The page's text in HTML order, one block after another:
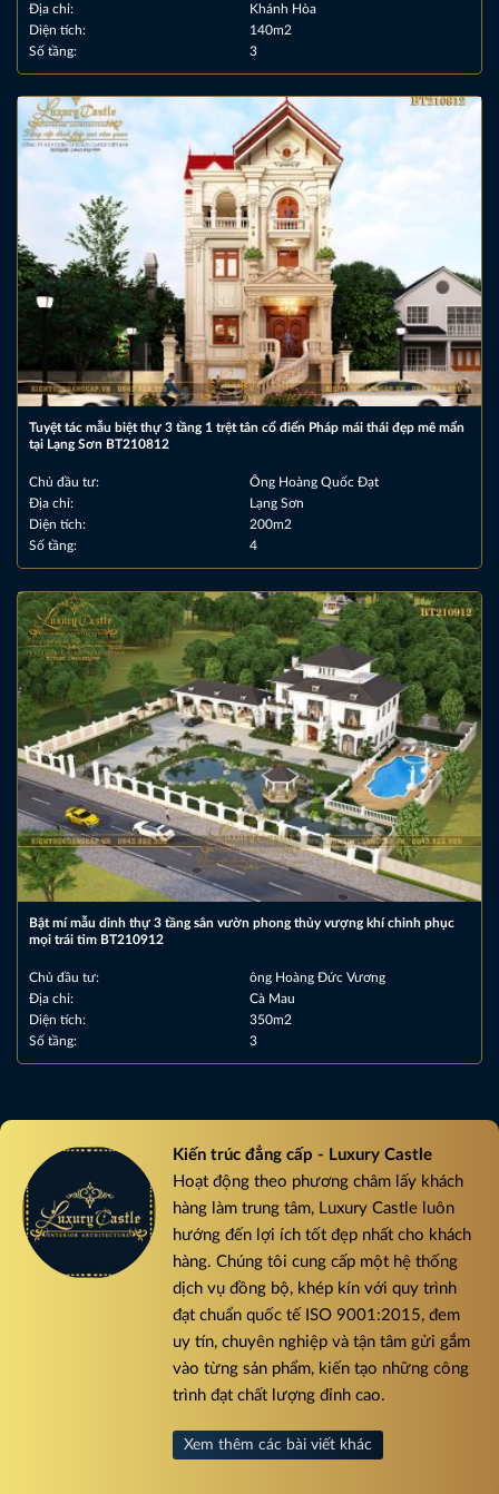
Địa chỉ:
Khánh Hòa
Diện tích:
140m2
Số tầng:
3
Tuyệt tác mẫu biệt thự 3 tầng 1 trệt tân cổ điển Pháp mái thái đẹp mê mẩn
tại Lạng Sơn BT210812
Chủ đầu tư:
Ông Hoàng Quốc Đạt
Địa chỉ:
Lạng Sơn
Diện tích:
200m2
Số tầng:
4
Bật mí mẫu dinh thự 3 tầng sân vườn phong thủy vượng khí chinh phục
mọi trái tim BT210912
Chủ đầu tư:
ông Hoàng Đức Vương
Địa chỉ:
Cà Mau
Diện tích:
350m2
Số tầng:
3
Kiến trúc đẳng cấp - Luxury Castle
Hoạt động theo phương châm lấy khách
hàng làm trung tâm, Luxury Castle luôn
hướng đến lợi ích tốt đẹp nhất cho khách
hàng. Chúng tôi cung cấp một hệ thống
dịch vụ đồng bộ, khép kín với quy trình
đạt chuẩn quốc tế ISO 9001:2015, đem
uy tín, chuyên nghiệp và tận tâm gửi gắm
vào từng sản phẩm, kiến tạo những công
trình đạt chất lượng đỉnh cao.
Xem thêm các bài viết khác